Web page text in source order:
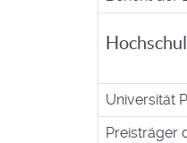
Universität
Preisträger